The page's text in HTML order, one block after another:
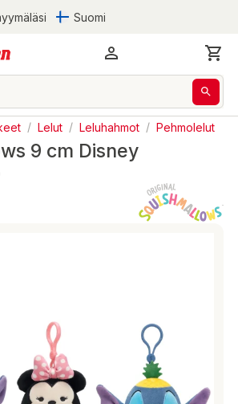
Suomi
/ Lelut / Leluhahmot / Pehmolelut
9 cm Disney